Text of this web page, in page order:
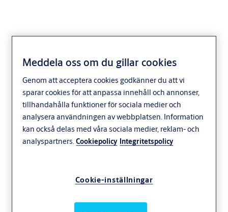
Meddela oss om du gillar cookies
Genom att acceptera cookies godkänner du att vi
sparar cookies för att anpassa innehåll och annonser,
tillhandahålla funktioner för sociala medier och
analysera användningen av webbplatsen. Information
kan också delas med våra sociala medier, reklam- och
analyspartners.Cookiepolicy Integritetspolicy
Cookie-inställningar